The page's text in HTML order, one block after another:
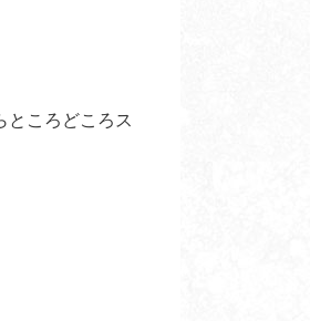
ところどころス